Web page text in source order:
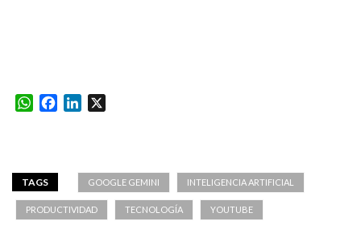
WhatsApp
FacebookLinkedIn
TAGS GOOGLE GEMINI INTELIGENCIA ARTIFICIAL
PRODUCTIVIDAD TECNOLOGÍA YOUTUBE